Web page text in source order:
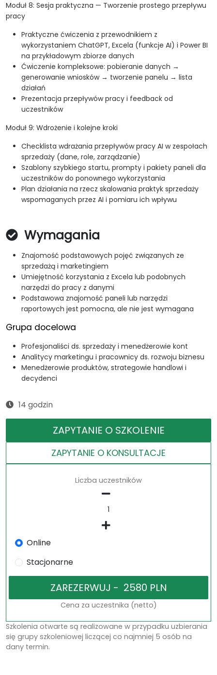
Moduł 8: Sesja praktyczna — Tworzenie prostego przepływu
pracy
Praktyczne ćwiczenia z przewodnikiem z
wykorzystaniem ChatGPT, Excela (funkcje AI) i Power BI
na przykładowym zbiorze danych
Ćwiczenie kompleksowe: pobieranie danych →
generowanie wniosków → tworzenie panelu → lista
działań
Prezentacja przepływów pracy i feedback od
uczestników
Moduł 9: Wdrożenie i kolejne kroki
Checklista wdrażania przepływów pracy AI w zespołach
sprzedaży (dane, role, zarządzanie)
Szablony szybkiego startu, prompty i pakiety paneli dla
uczestników do ponownego wykorzystania
Plan działania na rzecz skalowania praktyk sprzedaży
wspomaganych przez AI i pomiaru ich wpływu
Wymagania
Znajomość podstawowych pojęć związanych ze
sprzedażą i marketingiem
Umiejętność korzystania z Excela lub podobnych
narzędzi do pracy z danymi
Podstawowa znajomość paneli lub narzędzi
raportowych jest pomocna, ale nie jest wymagana
Grupa docelowa
Profesjonaliści ds. sprzedaży i menedżerowie kont
Analitycy marketingu i pracownicy ds. rozwoju biznesu
Menedżerowie produktów, strategowie handlowi i
decydenci
14 godzin
ZAPYTANIE O SZKOLENIE
ZAPYTANIE O KONSULTACJE
Liczba uczestników
Online
Stacjonarne
Cena za uczestnika (netto)
Szkolenia otwarte są realizowane w przypadku uzbierania
się grupy szkoleniowej liczącej co najmniej 5 osób na
dany termin.